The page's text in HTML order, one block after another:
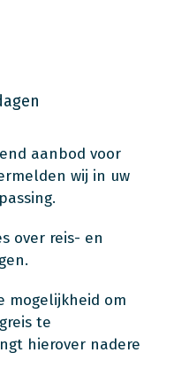
aanbod voor
wij in uw
over reis- en
mogelijkheid om
te
hierover nadere